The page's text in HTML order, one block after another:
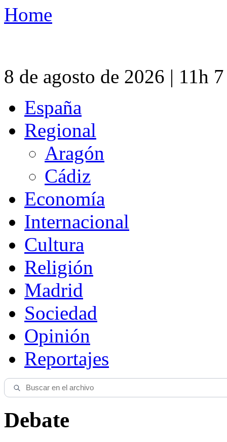
Home
8 de agosto de 2026 | 11h
España
Regional
Aragón
Cádiz
Economía
Internacional
Cultura
Religión
Madrid
Sociedad
Opinión
Reportajes
Debate